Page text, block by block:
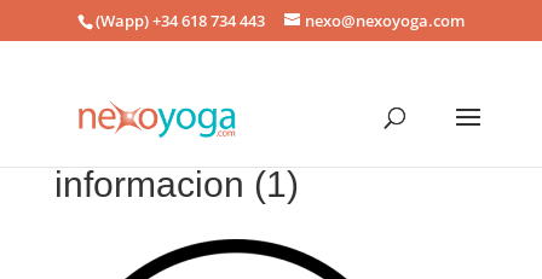
(Wapp) +34 618 734 443 nexo@nexoyoga.com
informacion (1)